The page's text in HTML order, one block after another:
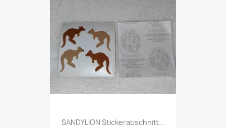
SANDYLION Stickerabschnitt...